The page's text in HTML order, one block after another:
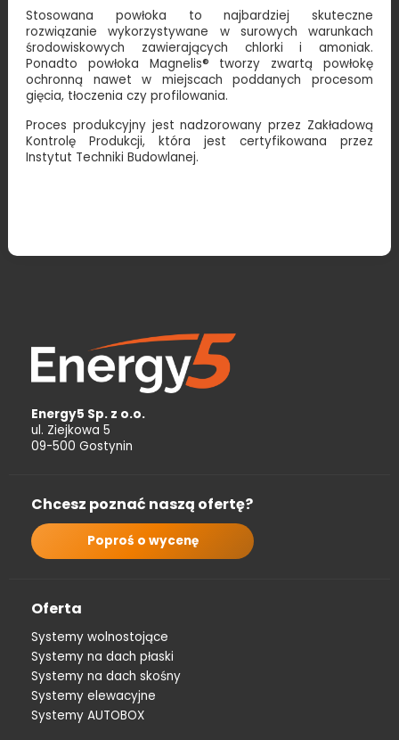
Stosowana powłoka to najbardziej skuteczne
rozwiązanie wykorzystywane w surowych warunkach
środowiskowych zawierających chlorki i amoniak.
Ponadto powłoka Magnelis® tworzy zwartą powłokę
ochronną nawet w miejscach poddanych procesom
gięcia, tłoczenia czy profilowania.
Proces produkcyjny jest nadzorowany przez Zakładową
Kontrolę Produkcji, która jest certyfikowana przez
Instytut Techniki Budowlanej.
Energy5 Sp. z o.o.
ul. Ziejkowa 5
09-500 Gostynin
Chcesz poznać naszą ofertę?
Poproś o wycenę
Oferta
Systemy wolnostojące
Systemy na dach płaski
Systemy na dach skośny
Systemy elewacyjne
Systemy AUTOBOX